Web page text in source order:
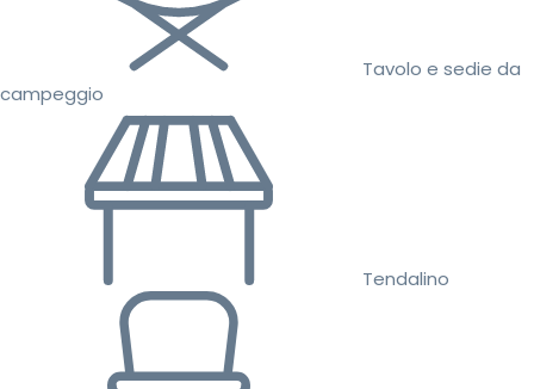
Tavolo e sedie da
campeggio
Tendalino